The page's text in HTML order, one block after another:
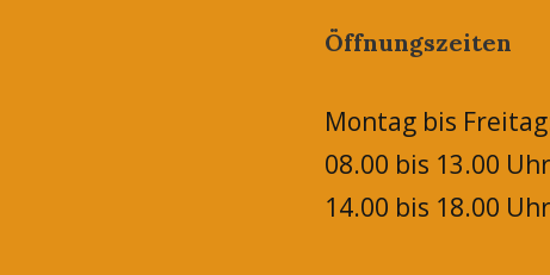
Öffnungszeiten
Montag bis
08.00 bis 13.00 Uhr
14.00 bis 18.00 Uhr